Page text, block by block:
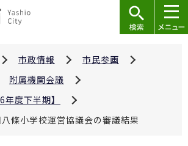
市政情報
市民参画
附属機関会議
度下半期】
條小学校運営協議会の審議結果